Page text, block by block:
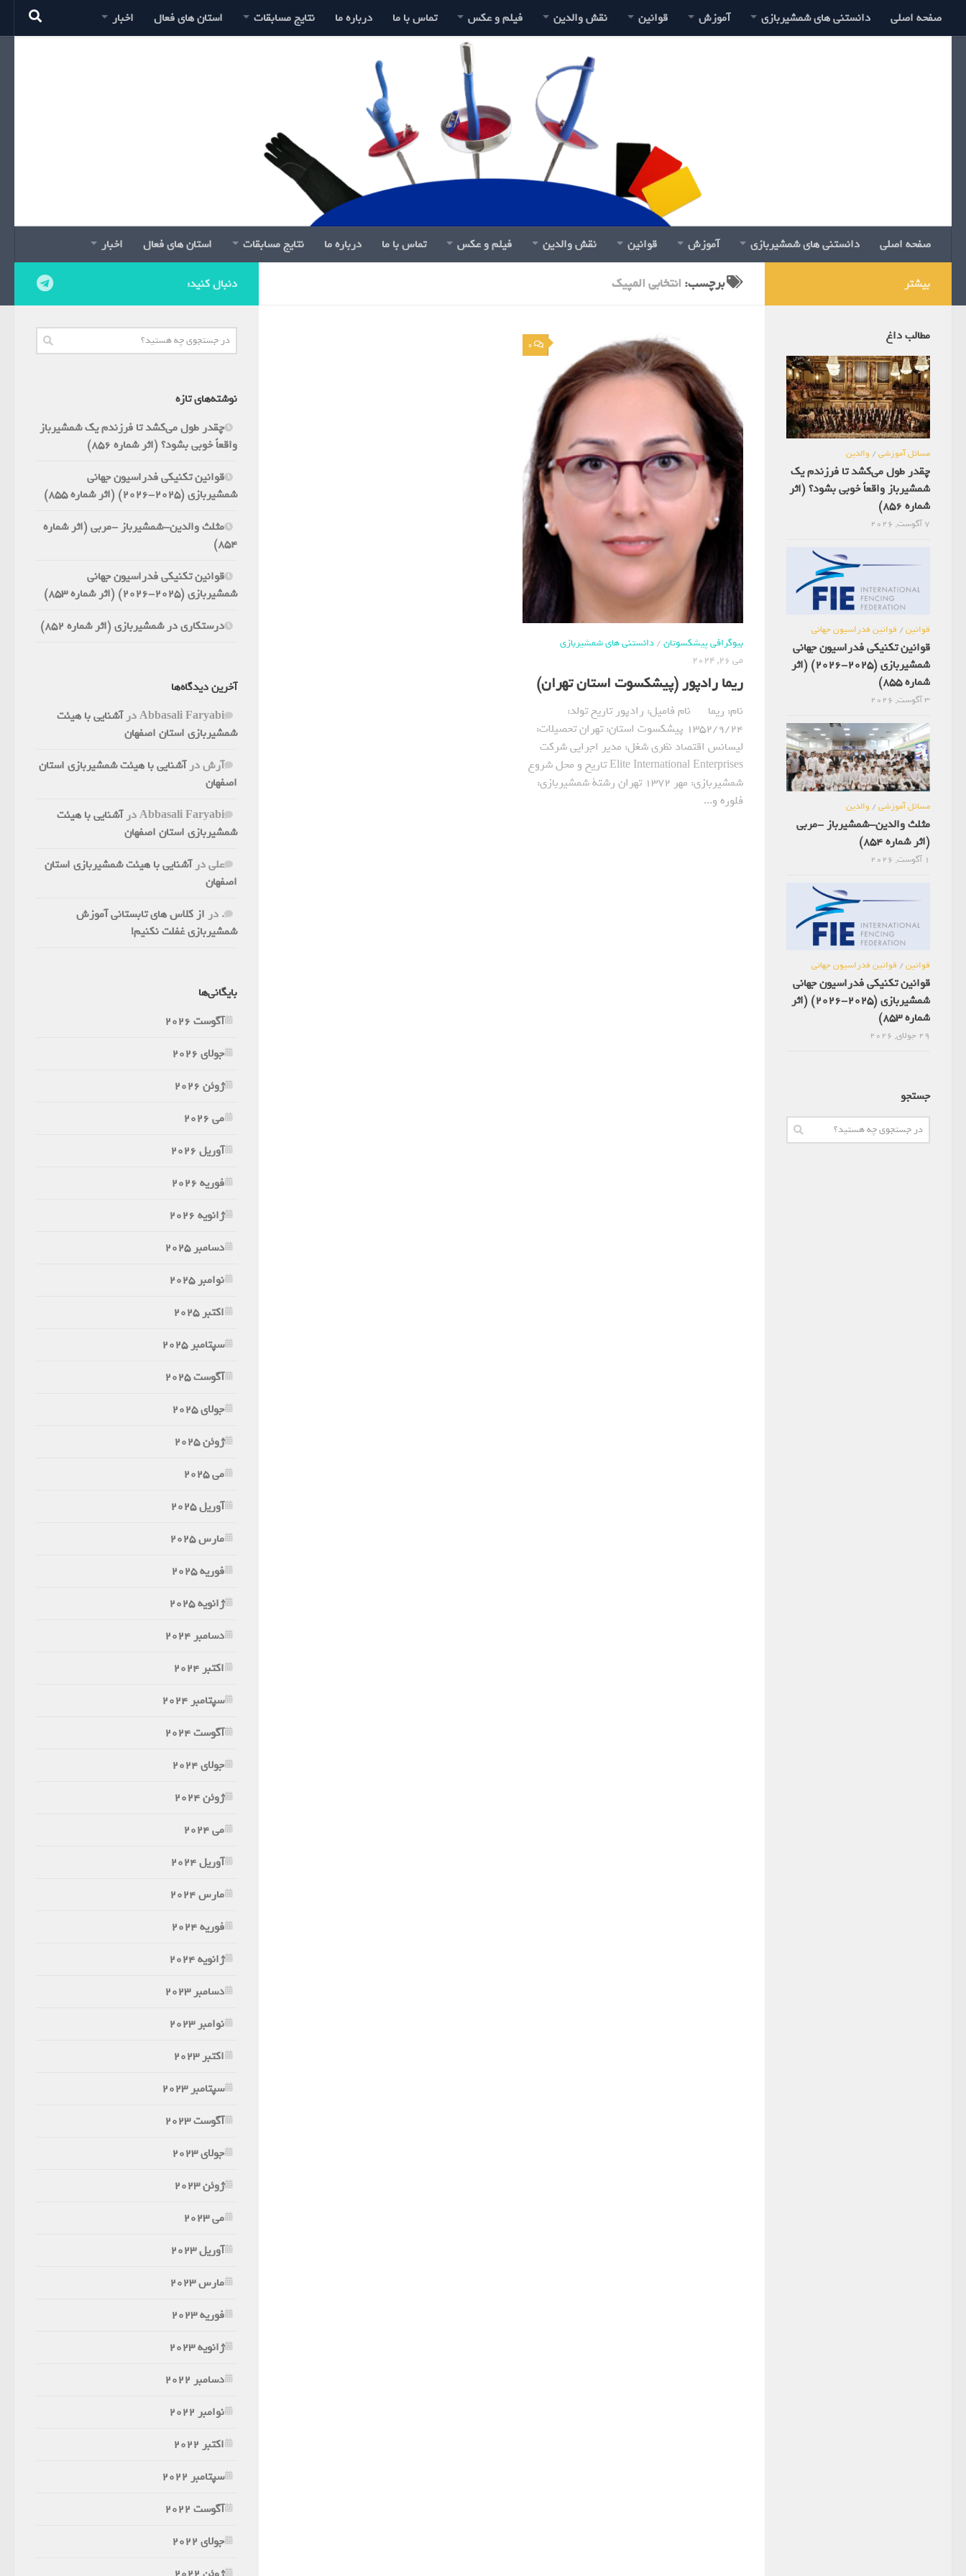
صفحه اصلی دانستنی های شمشیربازی آموزش قوانین نقش والدین فیلم و عکس تماس با ما درباره ما نتایج مسابقات استان های فعال اخبار
صفحه اصلی دانستنی های شمشیربازی آموزش قوانین نقش والدین فیلم و عکس تماس با ما درباره ما نتایج مسابقات استان های فعال اخبار
برچسب: انتخابی المپیک
0
بیوگرافی پیشکسوتان/دانستنی های شمشیربازی
می 26, 2024
ریما رادپور (پیشکسوت استان تهران)
نام: ریما نام فامیل: رادپور تاریخ تولد:
1352/9/24 پیشکسوت استان: تهران تحصیلات:
لیسانس اقتصاد نظری شغل: مدیر اجرایی شرکت
Elite International Enterprises تاریخ و محل شروع
شمشیربازی: مهر 1372 تهران رشتة شمشیربازی:
فلوره و...
دنبال کنید:
نوشته‌های تازه
چقدر طول می‌کشد تا فرزندم یک شمشیرباز
واقعاً خوبی بشود؟ (اثر شماره 856)
قوانین تکنیکی فدراسیون جهانی
شمشیربازی (2025-2026) (اثر شماره 855)
مثلث والدین-شمشیرباز -مربی (اثر شماره
854)
قوانین تکنیکی فدراسیون جهانی
شمشیربازی (2025-2026) (اثر شماره 853)
درستکاری در شمشیربازی (اثر شماره 852)
آخرین دیدگاه‌ها
Abbasali Faryabiدرآشنایی با هیئت
شمشیربازی استان اصفهان
آرشدرآشنایی با هیئت شمشیربازی استان
اصفهان
Abbasali Faryabiدرآشنایی با هیئت
شمشیربازی استان اصفهان
علیدرآشنایی با هیئت شمشیربازی استان
اصفهان
. در از کلاس های تابستانی آموزش
شمشیربازی غفلت نکنیم!
بایگانی‌ها
آگوست 2026
جولای 2026
ژوئن 2026
می 2026
آوریل 2026
فوریه 2026
ژانویه 2026
دسامبر 2025
نوامبر 2025
اکتبر 2025
سپتامبر 2025
آگوست 2025
جولای 2025
ژوئن 2025
می 2025
آوریل 2025
مارس 2025
فوریه 2025
ژانویه 2025
دسامبر 2024
اکتبر 2024
سپتامبر 2024
آگوست 2024
جولای 2024
ژوئن 2024
می 2024
آوریل 2024
مارس 2024
فوریه 2024
ژانویه 2024
دسامبر 2023
نوامبر 2023
اکتبر 2023
سپتامبر 2023
آگوست 2023
جولای 2023
ژوئن 2023
می 2023
آوریل 2023
مارس 2023
فوریه 2023
ژانویه 2023
دسامبر 2022
نوامبر 2022
اکتبر 2022
سپتامبر 2022
آگوست 2022
جولای 2022
بیشتر
مطالب داغ
مسائل آموزشی/ والدین
چقدر طول می‌کشد تا فرزندم یک
شمشیرباز واقعاً خوبی بشود؟ (اثر
شماره 856)
7 آگوست, 2026
قوانین/ قوانین فدراسیون جهانی
قوانین تکنیکی فدراسیون جهانی
شمشیربازی (2025-2026) (اثر
شماره 855)
3 آگوست, 2026
مسائل آموزشی/ والدین
مثلث والدین-شمشیرباز -مربی
(اثر شماره 854)
1 آگوست, 2026
قوانین/ قوانین فدراسیون جهانی
قوانین تکنیکی فدراسیون جهانی
شمشیربازی (2025-2026) (اثر
شماره 853)
29 جولای, 2026
جستجو